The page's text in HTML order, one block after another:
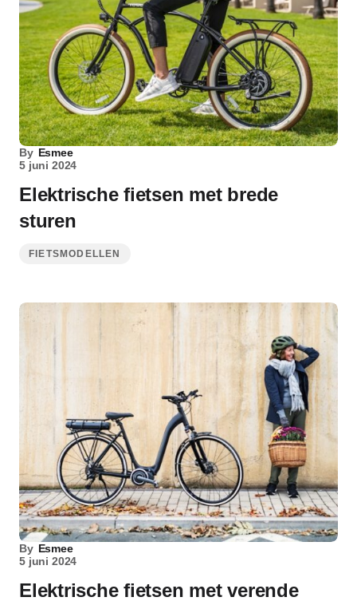
By Esmee
5 juni 2024
Elektrische fietsen met brede
sturen
FIETSMODELLEN
By Esmee
5 juni 2024
Elektrische fietsen met verende